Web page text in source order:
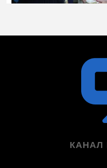
КАНАЛ